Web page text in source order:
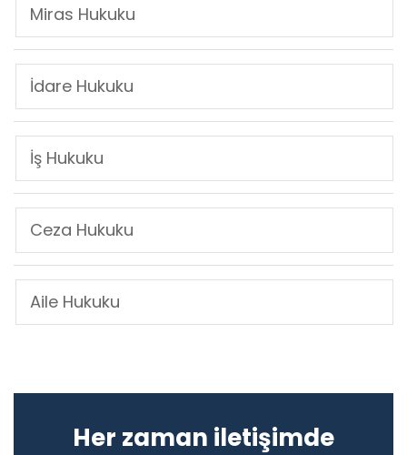
Miras Hukuku
İdare Hukuku
İş Hukuku
Ceza Hukuku
Aile Hukuku
Her zaman iletişimde